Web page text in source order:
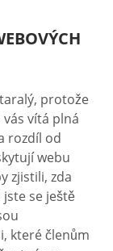
protože
vítá plná
rozdíl od
webu
zjistili, zda
se ještě
které členům